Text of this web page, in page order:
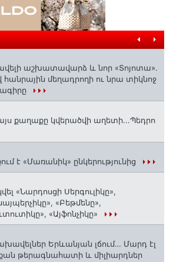
աշխատավարձ և նոր «Տոյոտա»․
մեղադրողի ու նրա տիկնոջ
քաղաքը կվերածվի աղետի...Պեդրո
է «Մառանիկ» ընկերությունից
«Նարդոսցի Սերգուլիկը»,
«Բեթմենը»,
«Այֆոնչիկը»
Երևանյան լճում… Մարդ էլ
թերագնահատի և միլիարդներ